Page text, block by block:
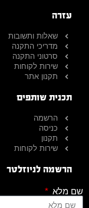
עזרה
שאלות ותשובות
מדריכי התקנה
סרטוני התקנה
שירות לקוחות
תקנון אתר
תכנית שותפים
הרשמה
כניסה
תקנון
שירות לקוחות
הרשמה לניוזלטר
שם מלא